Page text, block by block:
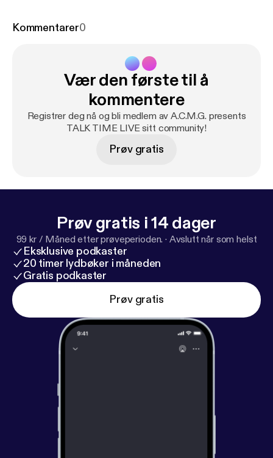
Daredevil Born Again, as well as lots of news going
Kommentarer0
Vær den første til å
kommentere
Registrer deg nå og bli medlem av A.C.M.G. presents
TALK TIME LIVE sitt community!
Prøv gratis
Prøv gratis i 14 dager
99 kr / Måned etter prøveperioden. · Avslutt når som helst
Eksklusive podkaster
20 timer lydbøker i måneden
Gratis podkaster
Prøv gratis